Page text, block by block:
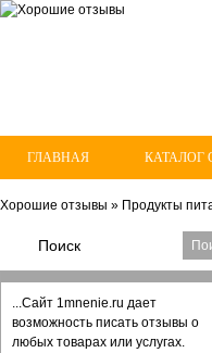
ГЛАВНАЯ КАТАЛОГ
Хорошие отзывы » Продукты
...Сайт 1mnenie.ru дает
возможность писать отзывы о
любых товарах или услугах.